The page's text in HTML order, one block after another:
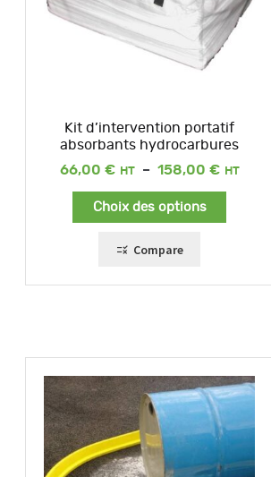
Kit d’intervention portatif
absorbants hydrocarbures
66,00 € – 158,00 €
Plage
Choix des options
Compare